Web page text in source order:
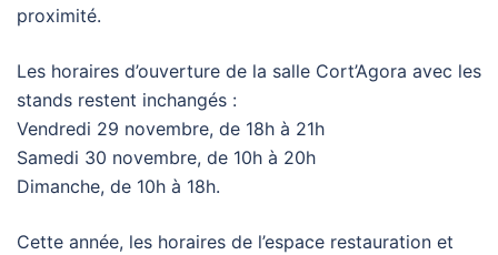
proximité.
Les horaires d’ouverture de la salle Cort’Agora avec les
stands restent inchangés :
Vendredi 29 novembre, de 18h à 21h
Samedi 30 novembre, de 10h à 20h
Dimanche, de 10h à 18h.
Cette année, les horaires de l’espace restauration et